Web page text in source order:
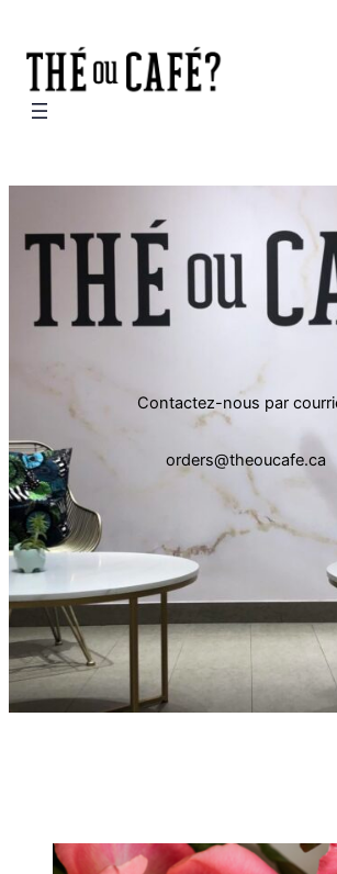
Contactez-nous par
orders@theoucafe.ca